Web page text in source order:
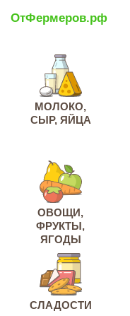
ОтФермеров.рф
МОЛОКО,
СЫР, ЯЙЦА
ОВОЩИ,
ФРУКТЫ,
ЯГОДЫ
СЛАДОСТИ